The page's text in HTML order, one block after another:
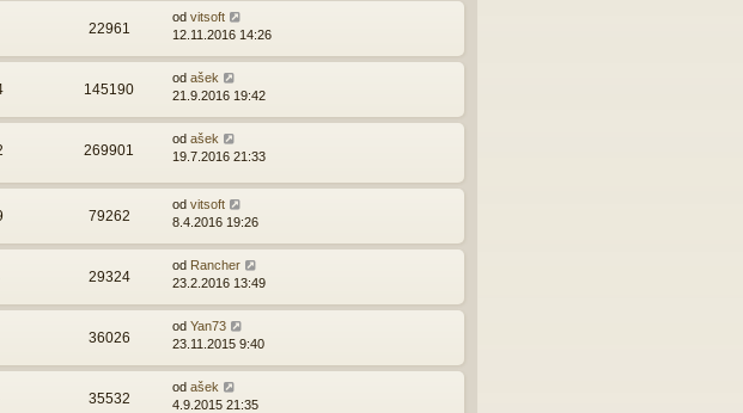
22961
od vitsoft
12.11.2016 14:26
145190
od ašek
21.9.2016 19:42
269901
od ašek
19.7.2016 21:33
79262
od vitsoft
8.4.2016 19:26
29324
od Rancher
23.2.2016 13:49
36026
od Yan73
23.11.2015 9:40
35532
od ašek
4.9.2015 21:35